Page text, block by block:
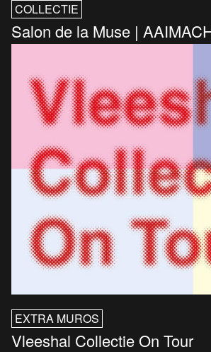
COLLECTIE
Salon de la Muse |
EXTRA MUROS
Vleeshal Collectie On Tour